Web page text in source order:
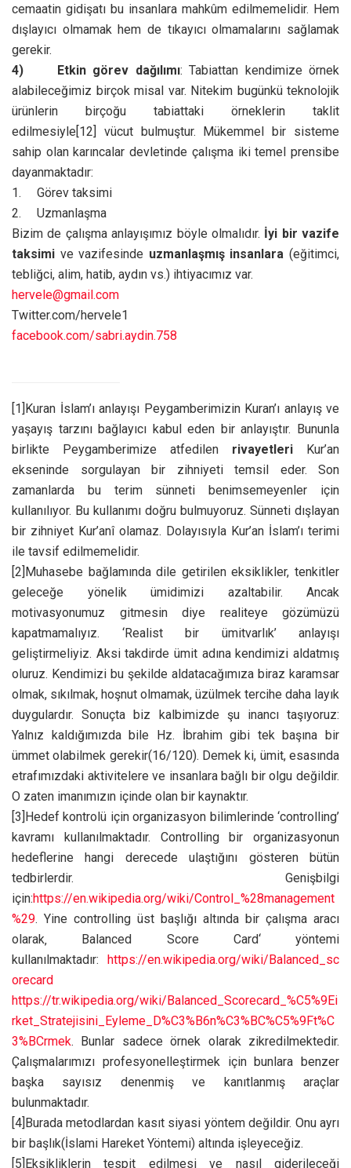
cemaatin gidişatı bu insanlara mahkûm edilmemelidir. Hem
dışlayıcı olmamak hem de tıkayıcı olmamalarını sağlamak
gerekir.
4) Etkin görev dağılımı: Tabiattan kendimize örnek
alabileceğimiz birçok misal var. Nitekim bugünkü teknolojik
ürünlerin birçoğu tabiattaki örneklerin taklit
edilmesiyle[12] vücut bulmuştur. Mükemmel bir sisteme
sahip olan karıncalar devletinde çalışma iki temel prensibe
dayanmaktadır:
1. Görev taksimi
2. Uzmanlaşma
Bizim de çalışma anlayışımız böyle olmalıdır. İyi bir vazife
taksimi ve vazifesinde uzmanlaşmış insanlara(eğitimci,
tebliğci, alim, hatib, aydın vs.) ihtiyacımız var.
hervele@gmail.com
Twitter.com/hervele1
facebook.com/sabri.aydin.758
[1]Kuran İslam’ı anlayışı Peygamberimizin Kuran’ı anlayış ve
yaşayış tarzını bağlayıcı kabul eden bir anlayıştır. Bununla
birlikte Peygamberimize atfedilen rivayetleri Kur’an
ekseninde sorgulayan bir zihniyeti temsil eder. Son
zamanlarda bu terim sünneti benimsemeyenler için
kullanılıyor. Bu kullanımı doğru bulmuyoruz. Sünneti dışlayan
bir zihniyet Kur’anî olamaz. Dolayısıyla Kur’an İslam’ı terimi
ile tavsif edilmemelidir.
[2]Muhasebe bağlamında dile getirilen eksiklikler, tenkitler
geleceğe yönelik ümidimizi azaltabilir. Ancak
motivasyonumuz gitmesin diye realiteye gözümüzü
kapatmamalıyız. ‘Realist bir ümitvarlık’ anlayışı
geliştirmeliyiz. Aksi takdirde ümit adına kendimizi aldatmış
oluruz. Kendimizi bu şekilde aldatacağımıza biraz karamsar
olmak, sıkılmak, hoşnut olmamak, üzülmek tercihe daha layık
duygulardır. Sonuçta biz kalbimizde şu inancı taşıyoruz:
Yalnız kaldığımızda bile Hz. İbrahim gibi tek başına bir
ümmet olabilmek gerekir(16/120). Demek ki, ümit, esasında
etrafımızdaki aktivitelere ve insanlara bağlı bir olgu değildir.
O zaten imanımızın içinde olan bir kaynaktır.
[3]Hedef kontrolü için organizasyon bilimlerinde ‘controlling’
kavramı kullanılmaktadır. Controlling bir organizasyonun
hedeflerine hangi derecede ulaştığını gösteren bütün
tedbirlerdir. Genişbilgi
için:https://en.wikipedia.org/wiki/Control_%28management
%29. Yine controlling üst başlığı altında bir çalışma aracı
olarak‚ Balanced Score Card‘ yöntemi
kullanılmaktadır: https://en.wikipedia.org/wiki/Balanced_sc
orecard
https://tr.wikipedia.org/wiki/Balanced_Scorecard_%C5%9Ei
rket_Stratejisini_Eyleme_D%C3%B6n%C3%BC%C5%9Ft%C
3%BCrmek. Bunlar sadece örnek olarak zikredilmektedir.
Çalışmalarımızı profesyonelleştirmek için bunlara benzer
başka sayısız denenmiş ve kanıtlanmış araçlar
bulunmaktadır.
[4]Burada metodlardan kasıt siyasi yöntem değildir. Onu ayrı
bir başlık(İslami Hareket Yöntemi) altında işleyeceğiz.
[5]Eksikliklerin tespit edilmesi ve nasıl giderileceği